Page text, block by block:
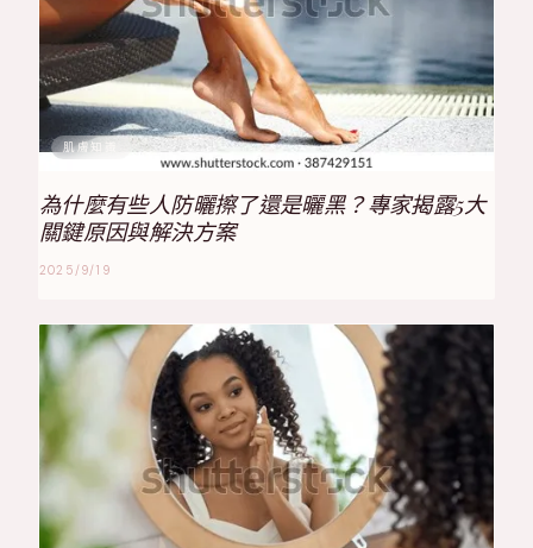
肌膚知識
為什麼有些人防曬擦了還是曬黑？專家揭露5大
關鍵原因與解決方案
2025/9/19